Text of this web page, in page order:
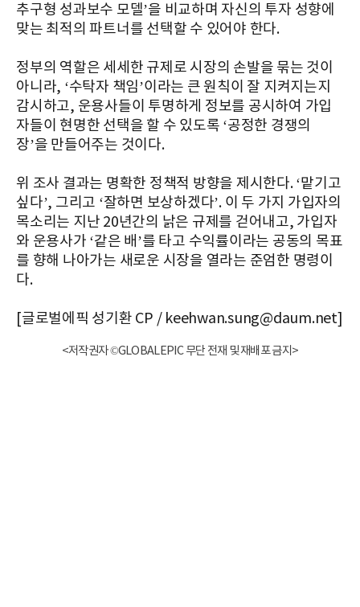
추구형 성과보수 모델’을 비교하며 자신의 투자 성향에
맞는 최적의 파트너를 선택할 수 있어야 한다.
정부의 역할은 세세한 규제로 시장의 손발을 묶는 것이
아니라, ‘수탁자 책임’이라는 큰 원칙이 잘 지켜지는지
감시하고, 운용사들이 투명하게 정보를 공시하여 가입
자들이 현명한 선택을 할 수 있도록 ‘공정한 경쟁의
장’을 만들어주는 것이다.
위 조사 결과는 명확한 정책적 방향을 제시한다. ‘맡기고
싶다’, 그리고 ‘잘하면 보상하겠다’. 이 두 가지 가입자의
목소리는 지난 20년간의 낡은 규제를 걷어내고, 가입자
와 운용사가 ‘같은 배’를 타고 수익률이라는 공동의 목표
를 향해 나아가는 새로운 시장을 열라는 준엄한 명령이
다.
[글로벌에픽 성기환 CP / keehwan.sung@daum.net]
<저작권자 ©GLOBALEPIC 무단 전재 및 재배포 금지>